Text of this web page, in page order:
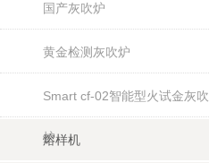
国产灰吹炉
黄金检测灰吹炉
Smart cf-02智能型火试金灰吹
炉
熔样机